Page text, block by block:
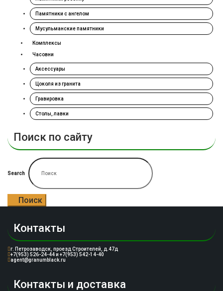
Памятники с ангелом
Мусульманские памятники
Комплексы
Часовни
Аксессуары
Цоколя из гранита
Гравировка
Столы, лавки
Поиск по сайту
Search
Поиск
Контакты
г. Петрозаводск, проезд Строителей, д.47д
+7(953) 526-24-44 и +7(953) 542-14-40
agent@granumblack.ru
Контакты и доставка